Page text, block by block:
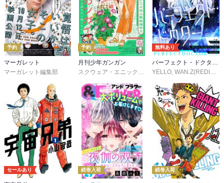
予約
マーガレット
マーガレット編集部
予約
月刊少年ガンガン
スクウェア・エニックス
matoba,つみきどう ,石原宙
無料あり
パーフェクト・ドクター【タテヨミ】
YELLO, WAN.Z(REDICE STUDIO)
セールあり 続巻入荷 続巻入荷